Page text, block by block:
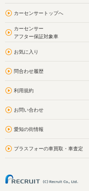
カーセンサートップへ
カーセンサー
アフター保証対象車
お気に入り
問合わせ履歴
利用規約
お問い合わせ
愛知の街情報
プラスフォーの車買取・車査定